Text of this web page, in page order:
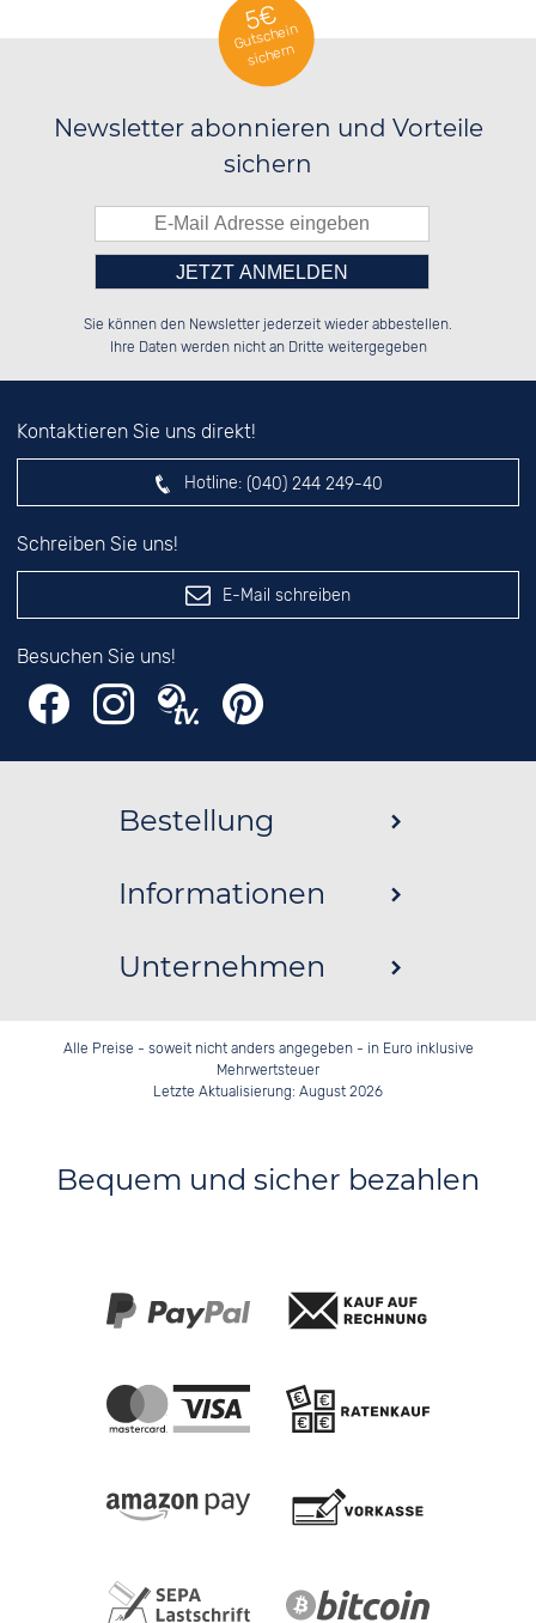
5€
Gutschein
sichern
Newsletter abonnieren und Vorteile
sichern
██░░██░░░░░░██░░██░░██░░░░░░██░░
██████░░░░████░░██████░░░░████░░
░░░░██░░██░░░░░░██░░██░░░░░░██░░
Bitte tragen Sie die Zahl in
das nebenstehende Feld ein.
Sie können den Newsletter jederzeit wieder abbestellen.
Ihre Daten werden nicht an Dritte weitergegeben
Kontaktieren Sie uns direkt!
Hotline: (040) 244 249-40
Schreiben Sie uns!
E-Mail schreiben
Besuchen Sie uns!
Bestellung
Informationen
Unternehmen
Alle Preise - soweit nicht anders angegeben - in Euro inklusive
Mehrwertsteuer
Letzte Aktualisierung: August 2026
Bequem und sicher bezahlen